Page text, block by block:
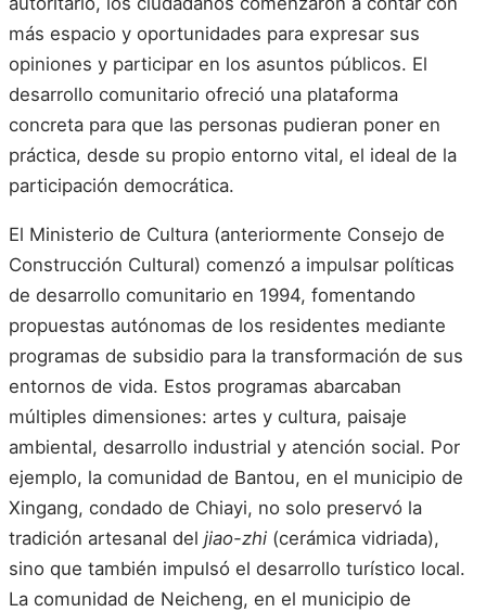
más espacio y oportunidades para expresar sus
opiniones y participar en los asuntos públicos. El
desarrollo comunitario ofreció una plataforma
concreta para que las personas pudieran poner en
práctica, desde su propio entorno vital, el ideal de la
participación democrática.
El Ministerio de Cultura (anteriormente Consejo de
Construcción Cultural) comenzó a impulsar políticas
de desarrollo comunitario en 1994, fomentando
propuestas autónomas de los residentes mediante
programas de subsidio para la transformación de sus
entornos de vida. Estos programas abarcaban
múltiples dimensiones: artes y cultura, paisaje
ambiental, desarrollo industrial y atención social. Por
ejemplo, la comunidad de Bantou, en el municipio de
Xingang, condado de Chiayi, no solo preservó la
tradición artesanal del jiao-zhi (cerámica vidriada),
sino que también impulsó el desarrollo turístico local.
La comunidad de Neicheng, en el municipio de